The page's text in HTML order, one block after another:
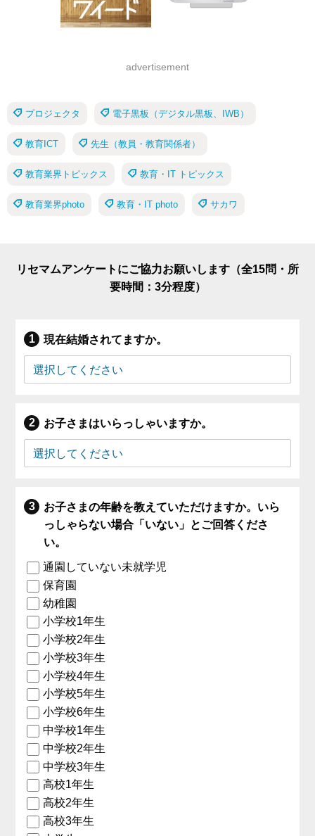
advertisement
プロジェクタ 電子黒板（デジタル黒板、IWB）
教育ICT 先生（教員・教育関係者）
教育業界トピックス 教育・IT トピックス
教育業界photo 教育・IT photo サカワ
リセマムアンケートにご協力お願いします（全15問・所
要時間：3分程度）
現在結婚されてますか。
お子さまはいらっしゃいますか。
お子さまの年齢を教えていただけますか。いら
っしゃらない場合「いない」とご回答くださ
い。
通園していない未就学児
保育園
幼稚園
小学校1年生
小学校2年生
小学校3年生
小学校4年生
小学校5年生
小学校6年生
中学校1年生
中学校2年生
中学校3年生
高校1年生
高校2年生
高校3年生